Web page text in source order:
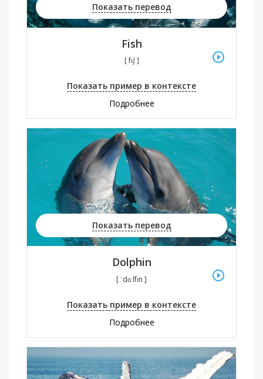
Показать перевод
Fish
[ fɪʃ ]
Показать пример в контексте
Подробнее
Показать перевод
Dolphin
[ ˈdɑːlfɪn ]
Показать пример в контексте
Подробнее